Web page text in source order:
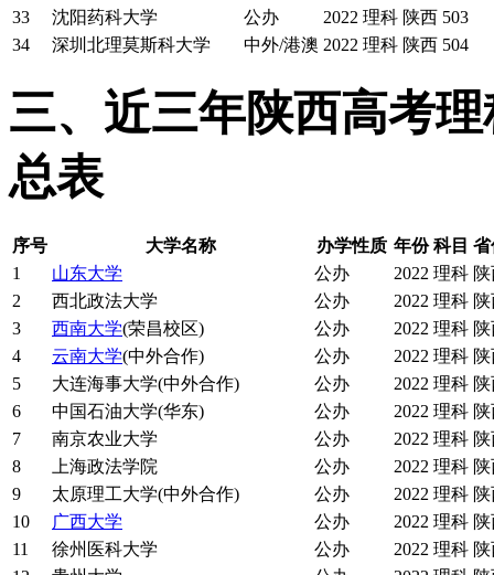
33
沈阳药科大学 公办 2022 理科 陕西 503
34
深圳北理莫斯科大学 中外/港澳 2022 理科 陕西 504
三、近三年陕西高考
总表
序号 大学名称 办学性质 年份 科目 省
1
山东大学 公办 2022 理科
2
西北政法大学 公办 2022 理科
3
西南大学(荣昌校区) 公办 2022 理科
4
云南大学(中外合作) 公办 2022 理科
5
大连海事大学(中外合作) 公办 2022 理科
6
中国石油大学(华东) 公办 2022 理科
7
南京农业大学 公办 2022 理科
8
上海政法学院 公办 2022 理科
9
太原理工大学(中外合作) 公办 2022 理科
10
广西大学 公办 2022 理科
11
徐州医科大学 公办 2022 理科